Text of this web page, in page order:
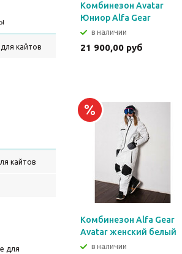
кайтов
кайтов
для
Комбинезон Avatar
Юниор Alfa Gear
в наличии
21 900,00 руб
Комбинезон Alfa Gear
Avatar женский белый
в наличии